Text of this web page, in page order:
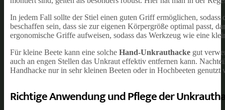
In jedem Fall sollte der Stiel einen guten Griff ermöglichen,
beschaffen sein, dass sie zur eigenen Körpergröße optimal passt,
ergonomische Griffe aufweisen, sodass das Werkzeug wie eine
Für kleine Beete kann eine solche Hand-Unkrauthacke gut
auch an engen Stellen das Unkraut effektiv entfernen kann.
Handhacke nur in sehr kleinen Beeten oder in Hochbeeten genutzt
Richtige Anwendung und Pflege der